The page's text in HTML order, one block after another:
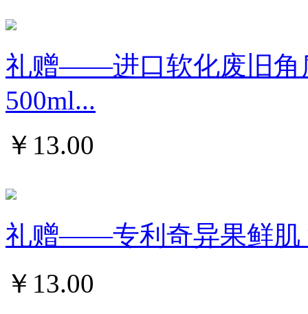
礼赠——进口软化废旧角
500ml...
￥ 13.00
礼赠——专利奇异果鲜肌
￥ 13.00